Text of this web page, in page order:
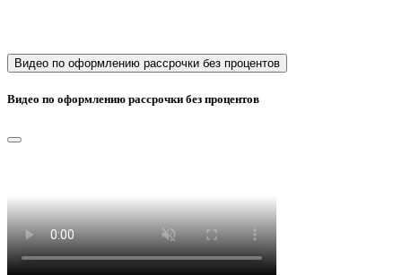
Видео по оформлению рассрочки без процентов
Видео по оформлению рассрочки без процентов